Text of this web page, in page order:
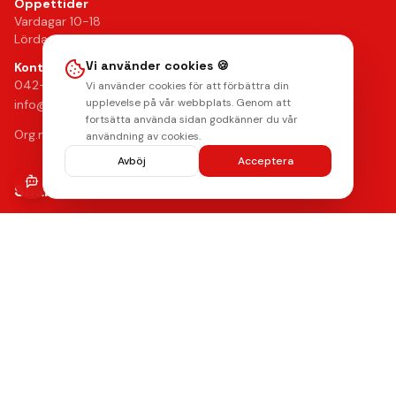
Öppettider
Vardagar 10-18
Lördagar 10-14
Kontakt
042-24 25 02
info@mobilkliniken.se
Org.nr: 556946-9199
Snabblänkar
Vi använder cookies 🍪
Vi använder cookies för att förbättra din
upplevelse på vår webbplats. Genom att
fortsätta använda sidan godkänner du vår
användning av cookies.
Avböj
Acceptera